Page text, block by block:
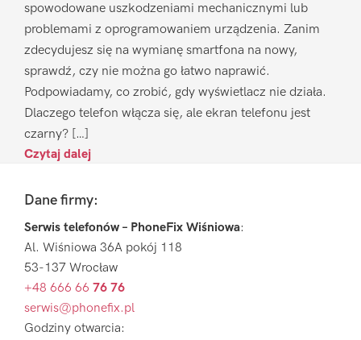
spowodowane uszkodzeniami mechanicznymi lub
problemami z oprogramowaniem urządzenia. Zanim
zdecydujesz się na wymianę smartfona na nowy,
sprawdź, czy nie można go łatwo naprawić.
Podpowiadamy, co zrobić, gdy wyświetlacz nie działa.
Dlaczego telefon włącza się, ale ekran telefonu jest
czarny? […]
Czytaj dalej
FooterDane firmy:
Serwis telefonów – PhoneFix Wiśniowa:
Al. Wiśniowa 36A pokój 118
53-137 Wrocław
+48 666 66 76 76
serwis@phonefix.pl
Godziny otwarcia: